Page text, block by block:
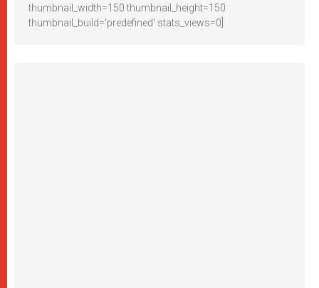
thumbnail_width=150 thumbnail_height=150
thumbnail_build='predefined' stats_views=0]